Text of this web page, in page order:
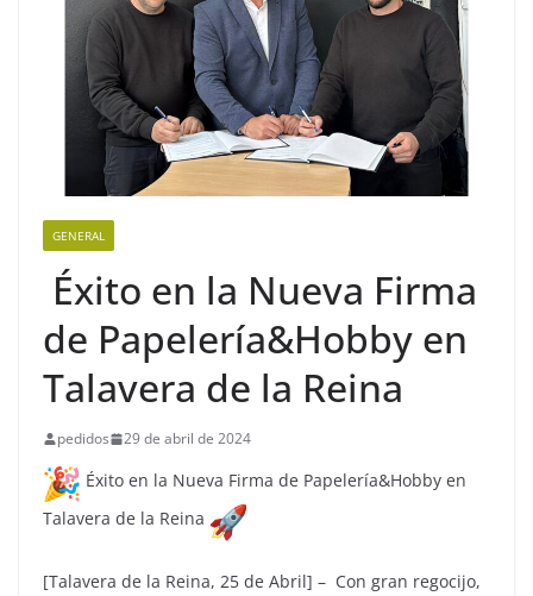
GENERAL
Éxito en la Nueva Firma
de Papelería&Hobby en
Talavera de la Reina
pedidos 29 de abril de 2024
Éxito en la Nueva Firma de Papelería&Hobby en
Talavera de la Reina
[Talavera de la Reina, 25 de Abril] – Con gran regocijo,